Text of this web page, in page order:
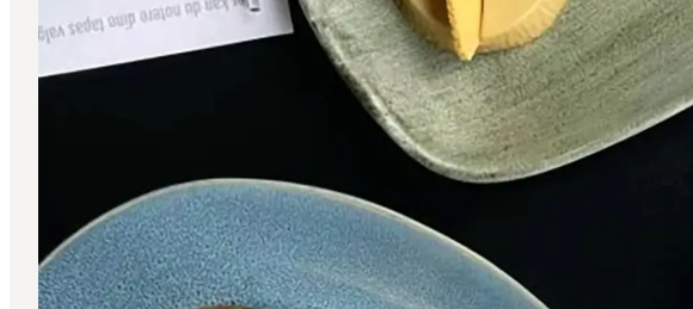
Byer og steder
Guides
Det sker